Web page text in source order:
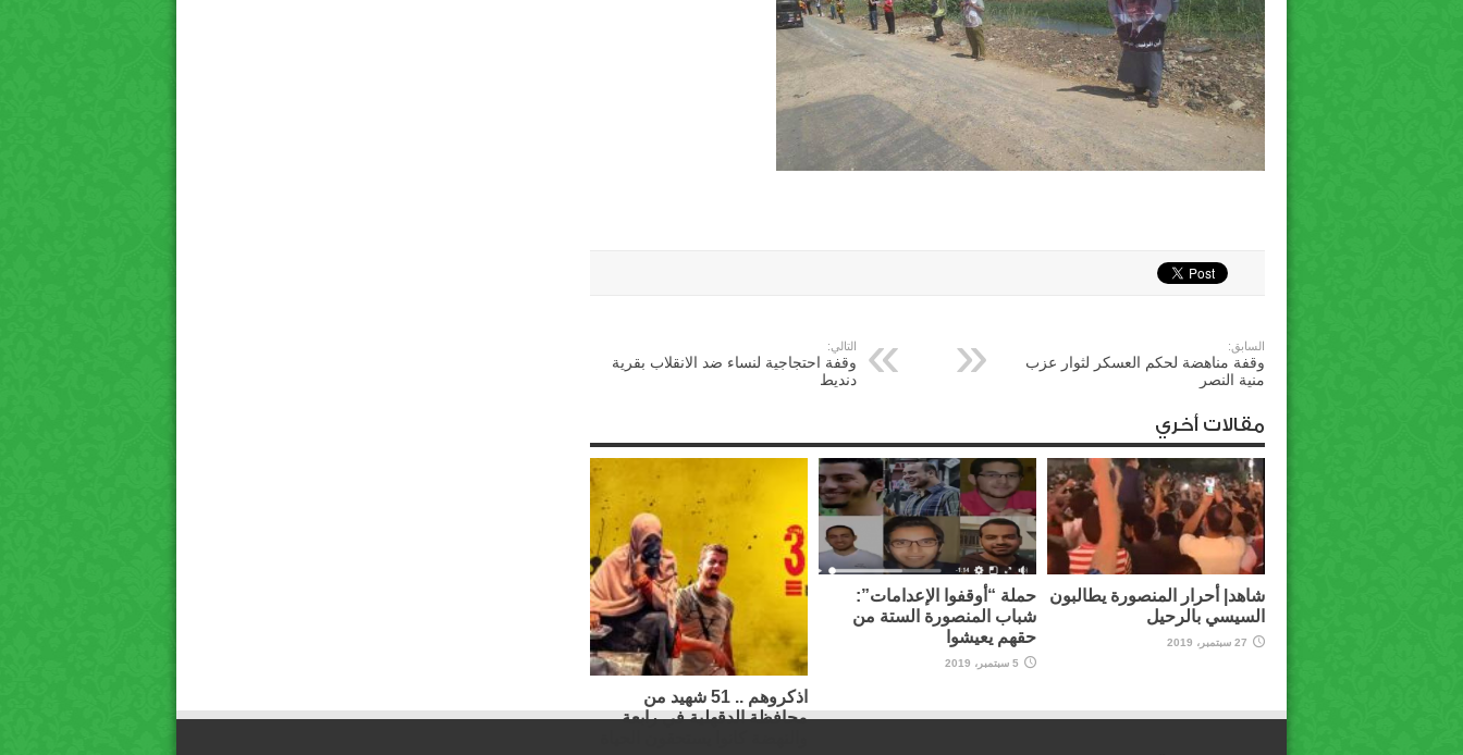
السابق:
وقفة مناهضة لحكم العسكر لثوار عزب
منية النصر
التالي:
وقفة احتجاجية لنساء ضد الانقلاب بقرية
دنديط
مقالات أخري
شاهد| أحرار المنصورة يطالبون
السيسي بالرحيل
27 سبتمبر، 2019
حملة “أوقفوا الإعدامات”:
شباب المنصورة الستة من
حقهم يعيشوا
5 سبتمبر، 2019
اذكروهم .. 51 شهيد من
محافظة الدقهلية في رابعة